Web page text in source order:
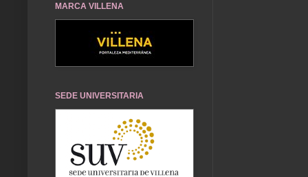
MARCA VILLENA
SEDE UNIVERSITARIA